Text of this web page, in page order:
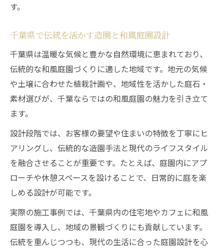
す。
千葉県で伝統を活かす造園と和風庭園設計
千葉県は温暖な気候と豊かな自然環境に恵まれており、
伝統的な和風庭園づくりに適した地域です。地元の気候
や土壌に合わせた植栽計画や、地域性を活かした庭石・
素材選びが、千葉ならではの和風庭園の魅力を引き立て
ます。
設計段階では、お客様の要望や住まいの特徴を丁寧にヒ
アリングし、伝統的な造園手法と現代のライフスタイル
を融合させることが重要です。たとえば、庭園内にアプ
ローチや休憩スペースを設けることで、日常的に庭を楽
しめる設計が可能です。
実際の施工事例では、千葉県内の住宅地やカフェに和風
庭園を導入し、地域の景観づくりにも貢献しています。
伝統を重んじつつも、現代の生活に合った庭園設計を心